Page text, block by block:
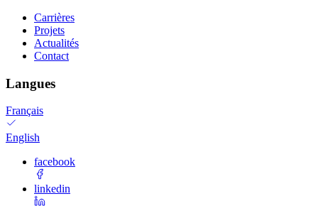
Carrières
Projets
Actualités
Contact
Langues
Français
English
facebook
linkedin